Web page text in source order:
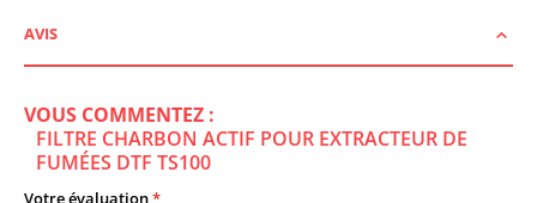
AVIS
VOUS COMMENTEZ :
FILTRE CHARBON ACTIF POUR EXTRACTEUR DE
FUMÉES DTF TS100
Votre évaluation